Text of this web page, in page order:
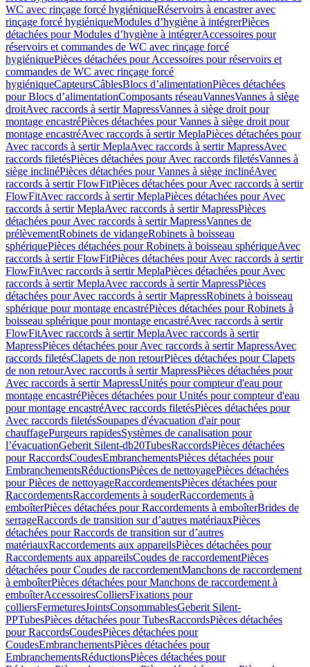
WC avec rinçage forcé hygiéniqueRéservoirs à encastrer avec
rinçage forcé hygiéniqueModules d’hygiène à intégrerPièces
détachées pour Modules d’hygiène à intégrerAccessoires pour
réservoirs et commandes de WC avec rinçage forcé
hygiéniquePièces détachées pour Accessoires pour réservoirs et
commandes de WC avec rinçage forcé
hygiéniqueCapteursCâblesBlocs d’alimentationPièces détachées
pour Blocs d’alimentationComposants réseauVannesVannes à siège
droitAvec raccords à sertir MapressVannes à siège droit pour
montage encastréPièces détachées pour Vannes à siège droit pour
montage encastréAvec raccords à sertir MeplaPièces détachées pour
Avec raccords à sertir MeplaAvec raccords à sertir MapressAvec
raccords filetésPièces détachées pour Avec raccords filetésVannes à
siège inclinéPièces détachées pour Vannes à siège inclinéAvec
raccords à sertir FlowFitPièces détachées pour Avec raccords à sertir
FlowFitAvec raccords à sertir MeplaPièces détachées pour Avec
raccords à sertir MeplaAvec raccords à sertir MapressPièces
détachées pour Avec raccords à sertir MapressVannes de
prélèvementRobinets de vidangeRobinets à boisseau
sphériquePièces détachées pour Robinets à boisseau sphériqueAvec
raccords à sertir FlowFitPièces détachées pour Avec raccords à sertir
FlowFitAvec raccords à sertir MeplaPièces détachées pour Avec
raccords à sertir MeplaAvec raccords à sertir MapressPièces
détachées pour Avec raccords à sertir MapressRobinets à boisseau
sphérique pour montage encastréPièces détachées pour Robinets à
boisseau sphérique pour montage encastréAvec raccords à sertir
FlowFitAvec raccords à sertir MeplaAvec raccords à sertir
MapressPièces détachées pour Avec raccords à sertir MapressAvec
raccords filetésClapets de non retourPièces détachées pour Clapets
de non retourAvec raccords à sertir MapressPièces détachées pour
Avec raccords à sertir MapressUnités pour compteur d'eau pour
montage encastréPièces détachées pour Unités pour compteur d'eau
pour montage encastréAvec raccords filetésPièces détachées pour
Avec raccords filetésSoupapes d'évacuation d'air pour
chauffagePurgeurs rapidesSystèmes de canalisation pour
l’évacuationGeberit Silent-db20TubesRaccordsPièces détachées
pour RaccordsCoudesEmbranchementsPièces détachées pour
EmbranchementsRéductionsPièces de nettoyagePièces détachées
pour Pièces de nettoyageRaccordementsPièces détachées pour
RaccordementsRaccordements à souderRaccordements à
emboîterPièces détachées pour Raccordements à emboîterBrides de
serrageRaccords de transition sur d’autres matériauxPièces
détachées pour Raccords de transition sur d’autres
matériauxRaccordements aux appareilsPièces détachées pour
Raccordements aux appareilsCoudes de raccordementPièces
détachées pour Coudes de raccordementManchons de raccordement
à emboîterPièces détachées pour Manchons de raccordement à
emboîterAccessoiresColliersFixations pour
colliersFermeturesJointsConsommablesGeberit Silent-
PPTubesPièces détachées pour TubesRaccordsPièces détachées
pour RaccordsCoudesPièces détachées pour
CoudesEmbranchementsPièces détachées pour
EmbranchementsRéductionsPièces détachées pour